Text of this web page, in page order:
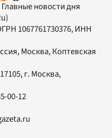
Главные новости дня
1067761730376, ИНН
Москва, Коптевская
, г. Москва,
00-12